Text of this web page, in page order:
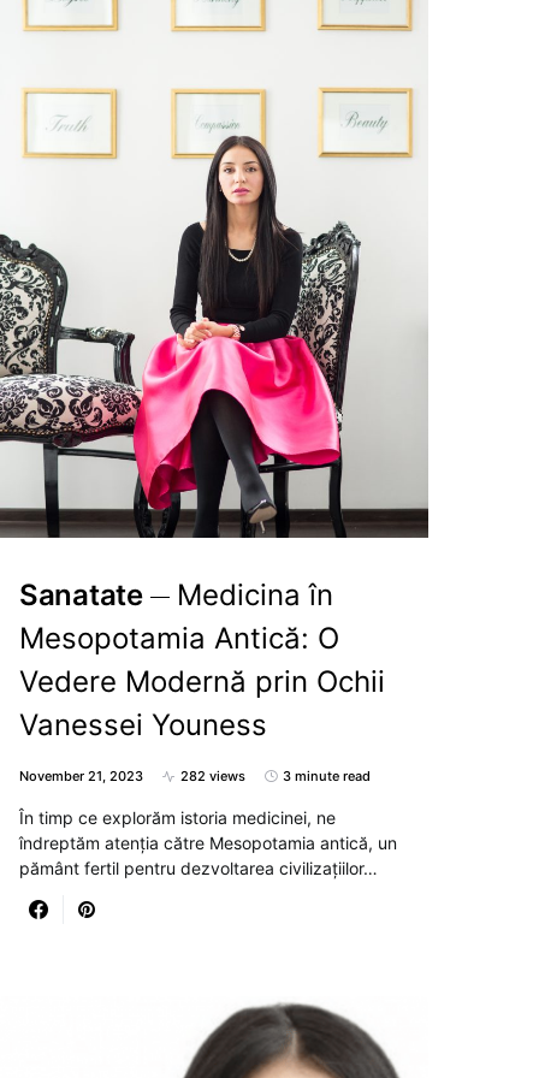
Sanatate
Medicina în
Mesopotamia Antică: O
Vedere Modernă prin Ochii
Vanessei Youness
November 21, 2023 282 views 3 minute read
În timp ce explorăm istoria medicinei, ne
îndreptăm atenția către Mesopotamia antică, un
pământ fertil pentru dezvoltarea civilizațiilor…